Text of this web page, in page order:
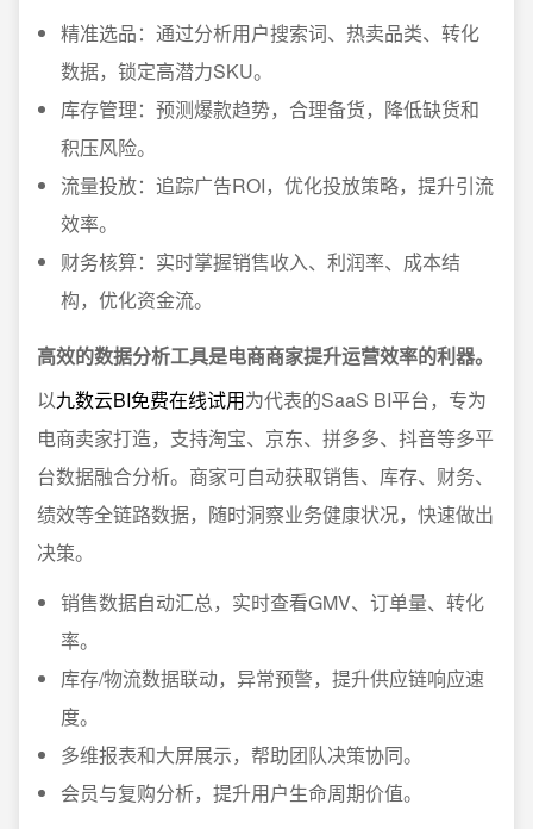
精准选品：通过分析用户搜索词、热卖品类、转化
数据，锁定高潜力SKU。
库存管理：预测爆款趋势，合理备货，降低缺货和
积压风险。
流量投放：追踪广告ROI，优化投放策略，提升引流
效率。
财务核算：实时掌握销售收入、利润率、成本结
构，优化资金流。
高效的数据分析工具是电商商家提升运营效率的利器。
以九数云BI免费在线试用为代表的SaaS BI平台，专为
电商卖家打造，支持淘宝、京东、拼多多、抖音等多平
台数据融合分析。商家可自动获取销售、库存、财务、
绩效等全链路数据，随时洞察业务健康状况，快速做出
决策。
销售数据自动汇总，实时查看GMV、订单量、转化
率。
库存/物流数据联动，异常预警，提升供应链响应速
度。
多维报表和大屏展示，帮助团队决策协同。
会员与复购分析，提升用户生命周期价值。